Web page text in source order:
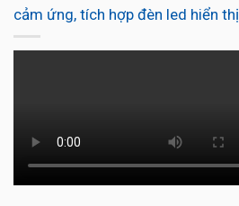
cảm ứng, tích hợp đèn led hiển thị